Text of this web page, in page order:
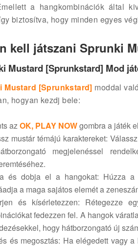
a hangkombinációk által
biztosítva, hogy minden egyes
kell játszani Sprunki
Mustard [Sprunkstard] Mod
Mustard [Sprunkstard] moddal
hogyan kezdj bele:
azOK, PLAY NOWgombra a játék
mustár témájú karaktereket:
megjelenéssel
és dobja el a hangokat: Húzza a
a maga sajátos elemét a
és kísérletezzen: Rétegezze
fedezzen fel. A hangok
hogy hátborzongató új
és megosztás: Ha elégedett vagy